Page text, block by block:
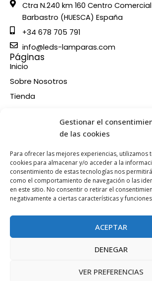
Gestionar el
de las cookies
Para ofrecer las mejores experiencias, utilizamos
cookies para almacenar y/o acceder a la
consentimiento de estas tecnologías nos
como el comportamiento de navegación o las
en este sitio. No consentir o retirar el
negativamente a ciertas características y
ACEPTAR
DENEGAR
VER PREFERENCIAS
Ctra N.240 km 160 Centro
Barbastro (HUESCA) España
+34 678 705 791
info@leds-lamparas.com
Páginas
Inicio
Sobre Nosotros
Tienda
Información
Condiciones de compra
Política de devoluciones y reembolsos
Política de cookies
Síganos en nuestras RRSS
a - i n
g
Esta web está financiada por la Unión